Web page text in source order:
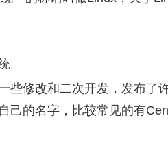
。
些修改和二次开发，发布了
己的名字，比较常见的有